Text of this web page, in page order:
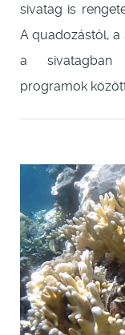
sivatag is
A quadozástól, a
a sivatagban
programok